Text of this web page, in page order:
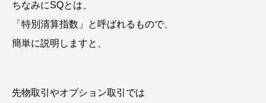
ちなみにSQとは、
「特別清算指数」と呼ばれるもので、
簡単に説明しますと、
先物取引やオプション取引では